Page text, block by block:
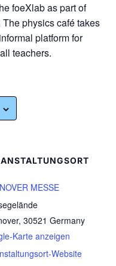
foeXlab as part of
physics café takes
platform for
teachers.
MESSE
, 30521 Germany
Karte anzeigen
Website